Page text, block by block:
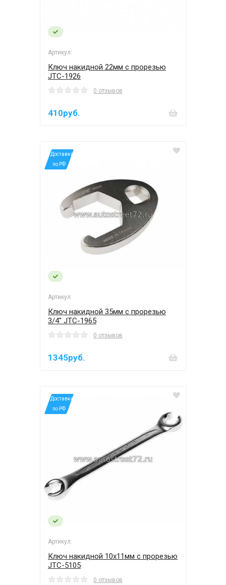
Артикул:
Ключ накидной 22мм с прорезью
JTC-1926
0 отзывов
410руб.
*Доставка
по РФ
Артикул:
Ключ накидной 35мм с прорезью
3/4" JTC-1965
0 отзывов
1345руб.
*Доставка
по РФ
Артикул:
Ключ накидной 10х11мм с прорезью
JTC-5105
0 отзывов